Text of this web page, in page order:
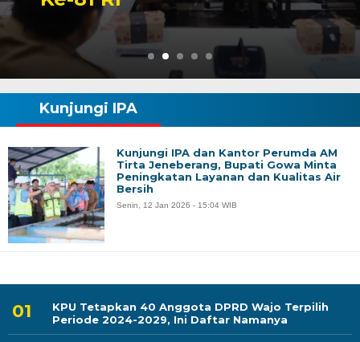
KPU Tetapkan 40 Anggota DPRD Wajo Terpilih
Periode 2024-2029, Ini Daftar Namanya
Kunjungi IPA
Kunjungi IPA dan Kantor Perumda AM
Tirta Jeneberang, Bupati Gowa Minta
Peningkatan Layanan dan Kualitas Air
Bersih
Senin, 12 Jan 2026 - 15:04 WIB